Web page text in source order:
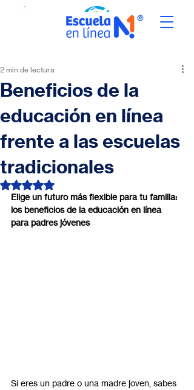
Beneficios de la
educación en línea
frente a las escuelas
tradicionales
2 min de lectura
Obtuvo NaN de 5 estrellas.
Elige un futuro más flexible para tu familia:
los beneficios de la educación en línea
para padres jóvenes
Si eres un padre o una madre joven, sabes